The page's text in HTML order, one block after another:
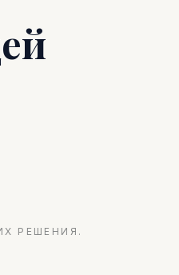
РЕШЕНИЯ.